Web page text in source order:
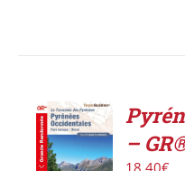
ACHETER
LE
PRODUIT
–